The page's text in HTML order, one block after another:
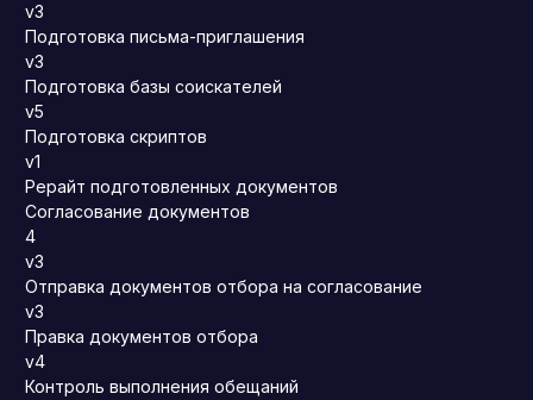
v3
Подготовка письма-приглашения
v3
Подготовка базы соискателей
v5
Подготовка скриптов
v1
Рерайт подготовленных документов
Согласование документов
4
v3
Отправка документов отбора на согласование
v3
Правка документов отбора
v4
Контроль выполнения обещаний